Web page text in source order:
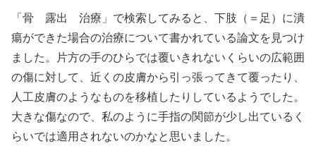
「骨 露出 治療」で検索してみると、下肢（＝足）に潰
瘍ができた場合の治療について書かれている論文を見つけ
ました。片方の手のひらでは覆いきれないくらいの広範囲
の傷に対して、近くの皮膚から引っ張ってきて覆ったり、
人工皮膚のようなものを移植したりしているようでした。
大きな傷なので、私のように手指の関節が少し出ているく
らいでは適用されないのかなと思いました。